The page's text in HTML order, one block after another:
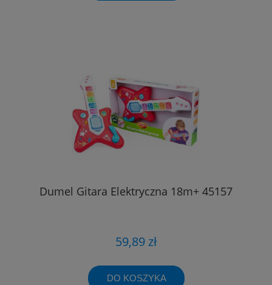
Dumel Gitara Elektryczna 18m+ 45157
59,89 zł
DO KOSZYKA